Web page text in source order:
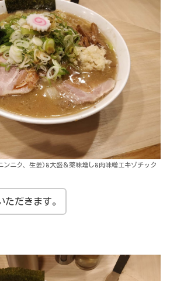
ンニク、生姜)&大盛＆薬味増し&肉味噌エキゾチック
ただきます。